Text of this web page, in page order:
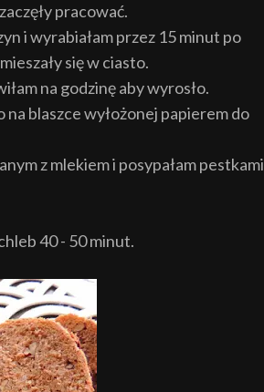
pracować.
i wyrabiałam przez 15 minut po
się w ciasto.
na godzinę aby wyrosło.
na blaszce wyłożonej papierem do
z mlekiem i posypałam pestkami
40 - 50 minut.